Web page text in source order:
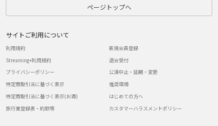
ページトップへ
サイトご利用について
利用規約
Streaming+利用規約
プライバシーポリシー
特定商取引法に基づく表示
特定商取引法に基づく表示(お酒)
旅行業登録表・約款等
新規会員登録
退会受付
公演中止・延期・変更
推奨環境
はじめての方へ
カスタマーハラスメントポリシー